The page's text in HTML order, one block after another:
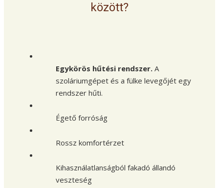
között?
Egykörös hűtési rendszer. A
szoláriumgépet és a fülke levegőjét egy
rendszer hűti.
Égető forróság
Rossz komfortérzet
Kihasználatlanságból fakadó állandó
veszteség